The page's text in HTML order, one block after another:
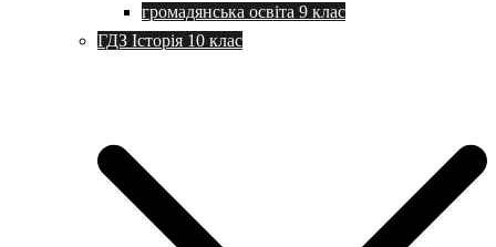
громадянська освіта 9 клас
ГДЗ Історія 10 клас